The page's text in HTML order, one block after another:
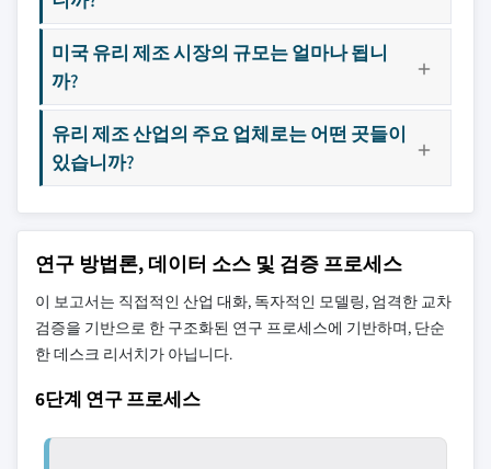
미국 유리 제조 시장의 규모는 얼마나 됩니
까?
유리 제조 산업의 주요 업체로는 어떤 곳들이
있습니까?
연구 방법론, 데이터 소스 및 검증 프로세스
이 보고서는 직접적인 산업 대화, 독자적인 모델링, 엄격한 교차
검증을 기반으로 한 구조화된 연구 프로세스에 기반하며, 단순
한 데스크 리서치가 아닙니다.
6단계 연구 프로세스